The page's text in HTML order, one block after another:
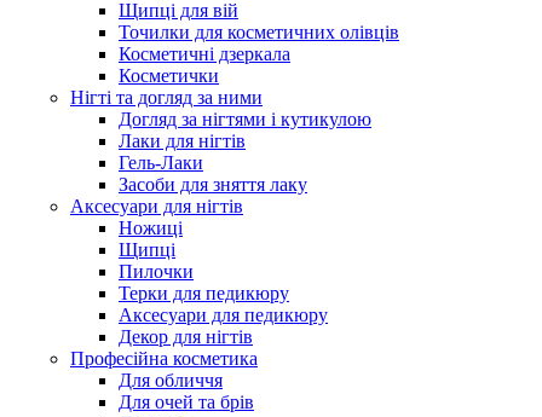
Щипці для вій
Точилки для косметичних олівців
Косметичні дзеркала
Косметички
Нігті та догляд за ними
Догляд за нігтями і кутикулою
Лаки для нігтів
Гель-Лаки
Засоби для зняття лаку
Аксесуари для нігтів
Ножиці
Щипці
Пилочки
Терки для педикюру
Аксесуари для педикюру
Декор для нігтів
Професійна косметика
Для обличчя
Для очей та брів